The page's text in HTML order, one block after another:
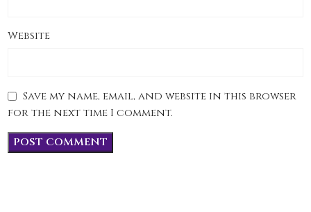
Website
Save my name, email, and website in this browser
for the next time I comment.